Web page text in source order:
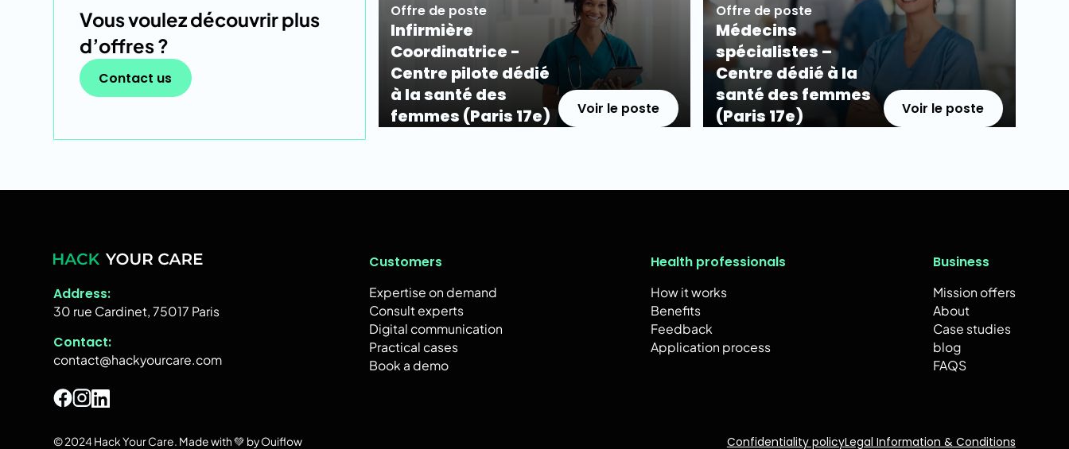
Vous voulez découvrir plus
d’offres ?
Contact us
Offre de poste
Infirmière
Coordinatrice -
Centre pilote dédié
à la santé des
femmes (Paris 17e)
Voir le poste
Offre de poste
Médecins
spécialistes –
Centre dédié à la
santé des femmes
(Paris 17e)
Voir le poste
Address:
30 rue Cardinet, 75017 Paris
Contact:
contact@hackyourcare.com
Customers
Expertise on demand
Consult experts
Digital communication
Practical cases
Book a demo
Health professionals
How it works
Benefits
Feedback
Application process
Business
Mission offers
About
Case studies
blog
FAQS
© 2024 Hack Your Care. Made with 💚 by Ouiflow Confidentiality policyLegal Information & Conditions